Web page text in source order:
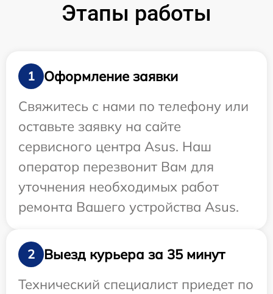
Этапы работы
1
Оформление заявки
Свяжитесь с нами по телефону или
оставьте заявку на сайте
сервисного центра Asus. Наш
оператор перезвонит Вам для
уточнения необходимых работ
ремонта Вашего устройства Asus.
2
Выезд курьера за 35 минут
Технический специалист приедет по